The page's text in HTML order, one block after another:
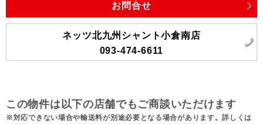
お問合せ
ネッツ北九州シャント小倉南店
093-474-6611
この物件は以下の店舗でもご商談いただけます
対応できない場合や輸送料が別途必要となる場合があります。詳しくは